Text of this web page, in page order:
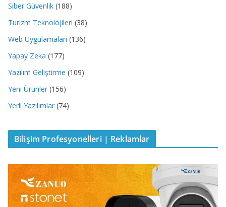
Siber Güvenlik (188)
Turizm Teknolojileri (38)
Web Uygulamaları (136)
Yapay Zeka (177)
Yazılım Geliştirme (109)
Yeni Ürünler (156)
Yerli Yazılımlar (74)
Bilişim Profesyonelleri | Reklamlar